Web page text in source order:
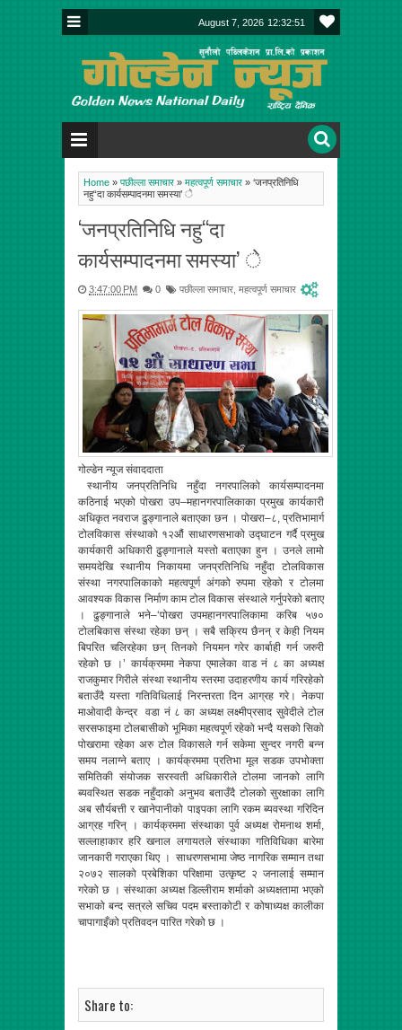
August 7, 2026 12:32:51
Home » पछील्ला समाचार » महत्वपूर्ण समाचार » ‘जनप्रतिनिधि
नहु“दा कार्यसम्पादनमा समस्या’ े
‘जनप्रतिनिधि नहु“दा
कार्यसम्पादनमा समस्या’ े
3:47:00 PM 0 पछील्ला समाचार महत्वपूर्ण समाचार
गोल्डेन न्यूज संवाददाता
स्थानीय जनप्रतिनिधि नहुँदा नगरपालिको कार्यसम्पादनमा
कठिनाई भएको पोखरा उप–महानगरपालिकाका प्रमुख कार्यकारी
अधिकृत नवराज ढुङ्गानाले बताएका छन । पोखरा–८, प्रतिभामार्ग
टोलविकास संस्थाको १२औं साधारणसभाको उद्घाटन गर्दै प्रमुख
कार्यकारी अधिकारी ढुङ्गानाले यस्तो बताएका हुन । उनले लामो
समयदेखि स्थानीय निकायमा जनप्रतिनिधि नहुँदा टोलविकास
संस्था नगरपालिकाको महत्वपूर्ण अंगको रुपमा रहेको र टोलमा
आवश्यक विकास निर्माण काम टोल विकास संस्थाले गर्नुपरेको बताए
। ढुङ्गानाले भने–‘पोखरा उपमहानगरपालिकामा करिब ५७०
टोलबिकास संस्था रहेका छन् । सबै सक्रिय छैनन् र केही नियम
बिपरित चलिरहेका छन् तिनको नियमन गरेर कार्बाही गर्न जरुरी
रहेको छ ।’ कार्यक्रममा नेकपा एमालेका वाड नं ८ का अध्यक्ष
राजकुमार गिरीले संस्था स्थानीय स्तरमा उदाहरणीय कार्य गरिरहेको
बताउँदै यस्ता गतिविधिलाई निरन्तरता दिन आग्रह गरे। नेकपा
माओवादी केन्द्र वडा नं ८ का अध्यक्ष लक्ष्मीप्रसाद सुवेदीले टोल
सरसफाइमा टोलबासीको भूमिका महत्वपूर्ण रहेको भन्दै यसको सिको
पोखरामा रहेका अरु टोल विकासले गर्न सकेमा सुन्दर नगरी बन्न
समय नलाग्ने बताए । कार्यक्रममा प्रतिभा मूल सडक उपभोक्ता
समितिकी संयोजक सरस्वती अधिकारीले टोलमा जानको लागि
ब्यवस्थित सडक नहुँदाको अनुभव बताउँदै टोलको सुरक्षाका लागि
अब सौर्यबत्ती र खानेपानीको पाइपका लागि रकम ब्यवस्था गरिदिन
आग्रह गरिन् । कार्यक्रममा संस्थाका पुर्व अध्यक्ष रोमनाथ शर्मा,
सल्लाहाकार हरि खनाल लगायतले संस्थाका गतिविधिका बारेमा
जानकारी गराएका थिए । साधरणसभामा जेष्ठ नागरिक सम्मान तथा
२०७२ सालको प्रबेशिका परिक्षामा उत्कृष्ट २ जनालाई सम्मान
गरेको छ । संस्थाका अध्यक्ष डिल्लीराम शर्माको अध्यक्षतामा भएको
सभाको बन्द सत्रले सचिव पदम बस्ताकोटी र कोषाध्यक्ष कालीका
चापागाइँको प्रतिवदन पारित गरेको छ ।
Share to: